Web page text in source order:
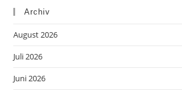
Archiv
August 2026
Juli 2026
Juni 2026